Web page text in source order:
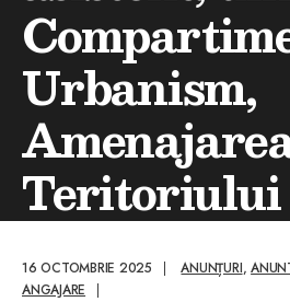
Urbanism,
Cadastru
16 OCTOMBRIE 2025 | ANUNȚURI,
ANGAJARE
|